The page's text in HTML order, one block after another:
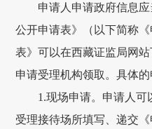
申请人申请政府信息
公开申请表》（以下简称《
表》可以在西藏证监局网
申请受理机构领取。具体的
1.现场申请。申请人可
受理接待场所填写、递交《